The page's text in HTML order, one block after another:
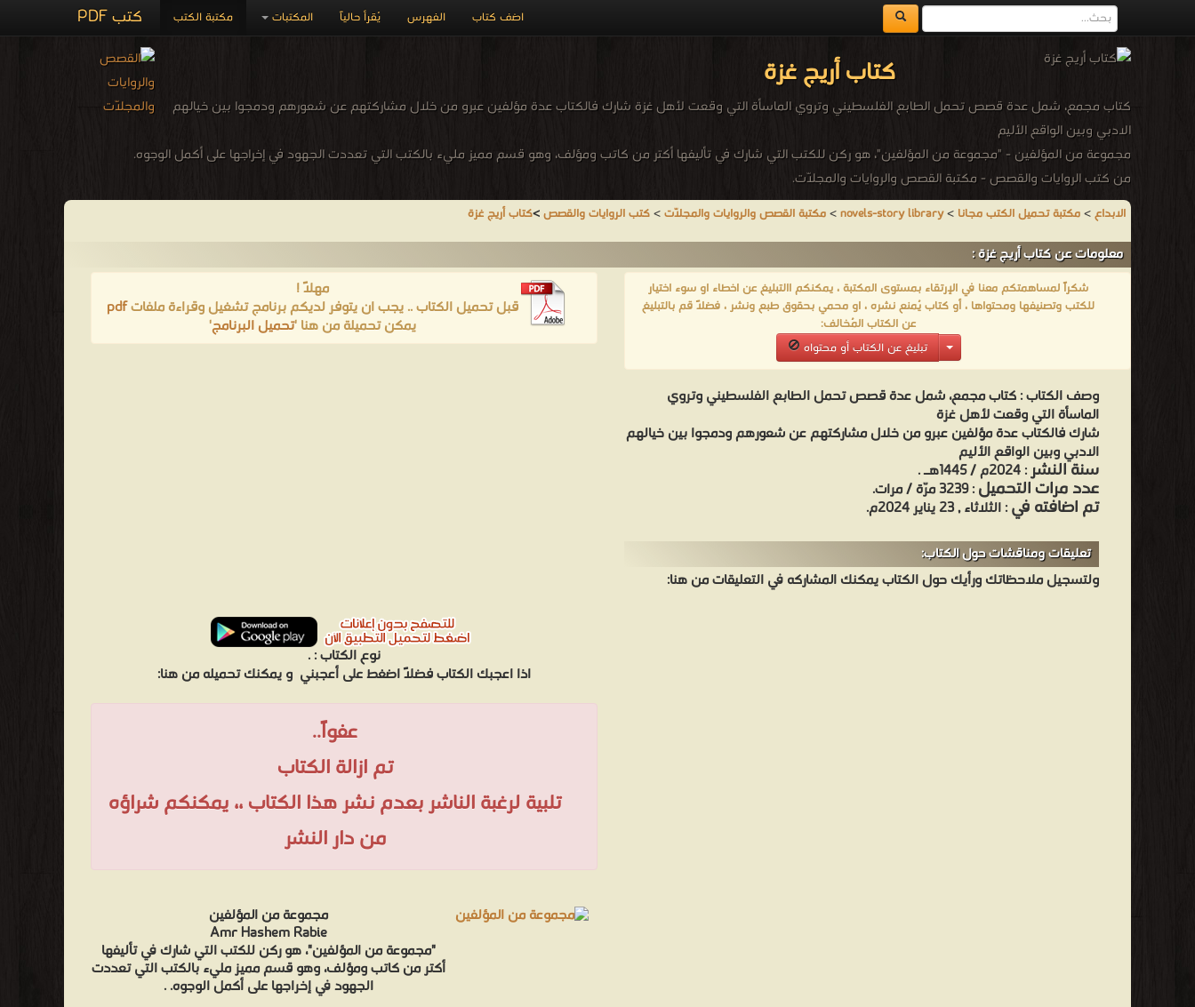
كتب PDF مكتبة الكتب المكتبات يُقرأ حالياً الفهرس اضف كتاب
كتاب أريج غزة
كتاب مجمع، شمل عدة قصص تحمل الطابع الفلسطيني وتروي الماسأة التي وقعت لأهل غزة شارك فالكتاب عدة مؤلفين عبرو من خلال مشاركتهم عن شعورهم ودمجوا بين خيالهم
الادبي وبين الواقع الأليم
مجموعة من المؤلفين - "مجموعة من المؤلفين"، هو ركن للكتب التي شارك في تأليفها أكتر من كاتب ومؤلف، وهو قسم مميز مليء بالكتب التي تعددت الجهود في إخراجها على أكمل الوجوه.
من كتب الروايات والقصص - مكتبة القصص والروايات والمجلّات.
الابداع>مكتبة تحميل الكتب مجانا >
novels-story library
>مكتبة القصص والروايات والمجلّات>كتب الروايات والقصص>كتاب أريج غزة
معلومات عن كتاب أريج غزة :
شكراً لمساهمتكم معنا في الإرتقاء بمستوى المكتبة ، يمكنكم االتبليغ عن اخطاء او سوء اختيار
للكتب وتصنيفها ومحتواها ، أو كتاب يُمنع نشره ، او محمي بحقوق طبع ونشر ، فضلاً قم بالتبليغ
عن الكتاب المُخالف:
تبليغ عن الكتاب أو محتواه
وصف الكتاب :كتاب مجمع، شمل عدة قصص تحمل الطابع الفلسطيني وتروي
الماسأة التي وقعت لأهل غزة
شارك فالكتاب عدة مؤلفين عبرو من خلال مشاركتهم عن شعورهم ودمجوا بين خيالهم
الادبي وبين الواقع الأليم
سنة النشر: 2024م / 1445هـ .
عدد مرات التحميل: 3239 مرّة / مرات.
تم اضافته في: الثلاثاء , 23 يناير 2024م.
تعليقات ومناقشات حول الكتاب:
ولتسجيل ملاحظاتك ورأيك حول الكتاب يمكنك المشاركه في التعليقات من هنا:
مهلاً !
قبل تحميل الكتاب .. يجب ان يتوفر لديكم برنامج تشغيل وقراءة ملفاتpdf
يمكن تحميلة من هنا 'تحميل البرنامج'
نوع الكتاب :.
اذا اعجبك الكتاب فضلاً اضغط على أعجبني و يمكنك تحميله من هنا:
عفواً..
تم ازالة الكتاب
تلبية لرغبة الناشر بعدم نشر هذا الكتاب ،، يمكنكم شراؤه
من دار النشر
مجموعة من المؤلفين
Amr Hashem Rabie
"مجموعة من المؤلفين"، هو ركن للكتب التي شارك في تأليفها
أكتر من كاتب ومؤلف، وهو قسم مميز مليء بالكتب التي تعددت
الجهود في إخراجها على أكمل الوجوه. .